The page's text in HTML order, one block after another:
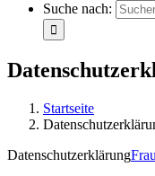
Suche nach:
Startseite
Datenschutzerklärung